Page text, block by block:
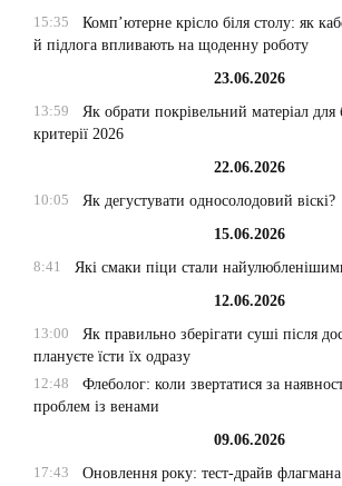
15:35
Комп’ютерне крісло біля столу: як
й підлога впливають на щоденну роботу
23.06.2026
13:59
Як обрати покрівельний матеріал
критерії 2026
22.06.2026
10:05
Як дегустувати односолодовий віскі?
15.06.2026
8:41
Які смаки піци стали
12.06.2026
13:00
Як правильно зберігати суші після
плануєте їсти їх одразу
12:48
Флеболог: коли звертатися за
проблем із венами
09.06.2026
17:43
Оновлення року: тест-драйв